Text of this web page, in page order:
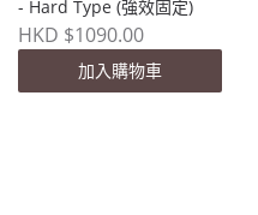
- Hard Type (強效固定)
HKD $1090.00
加入購物車